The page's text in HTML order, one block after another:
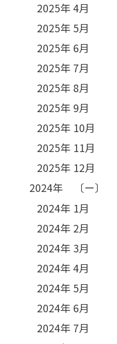
2025年 4月
2025年 5月
2025年 6月
2025年 7月
2025年 8月
2025年 9月
2025年 10月
2025年 11月
2025年 12月
2024年 〔ー〕
2024年 1月
2024年 2月
2024年 3月
2024年 4月
2024年 5月
2024年 6月
2024年 7月